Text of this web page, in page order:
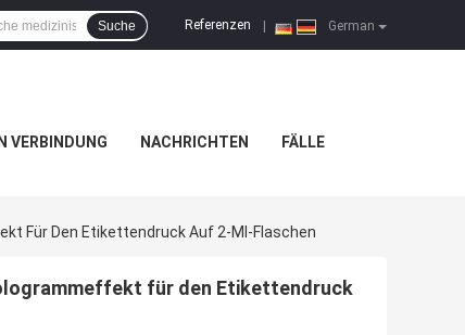
German
Referenzen
Suche
VERBINDUNG NACHRICHTEN FÄLLE
Für Den Etikettendruck Auf 2-Ml-Flaschen
für den Etikettendruck